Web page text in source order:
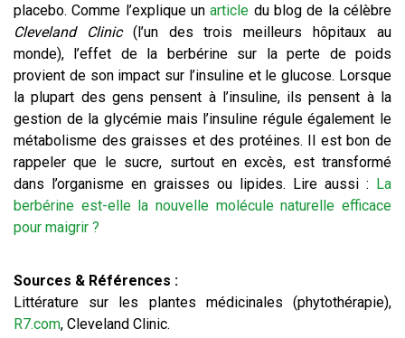
placebo. Comme l’explique unarticle du blog de la célèbre
Cleveland Clinic(l’un des trois meilleurs hôpitaux au
monde), l’effet de la berbérine sur la perte de poids
provient de son impact sur l’insuline et le glucose. Lorsque
la plupart des gens pensent à l’insuline, ils pensent à la
gestion de la glycémie mais l’insuline régule également le
métabolisme des graisses et des protéines. Il est bon de
rappeler que le sucre, surtout en excès, est transformé
dans l’organisme en graisses ou lipides. Lire aussi : La
berbérine est-elle la nouvelle molécule naturelle efficace
pour maigrir ?
Sources & Références :
Littérature sur les plantes médicinales (phytothérapie),
R7.com, Cleveland Clinic.